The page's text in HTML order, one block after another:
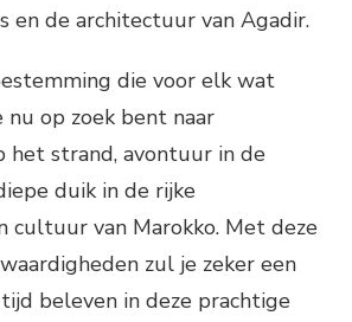
en de architectuur van Agadir.
die voor elk wat
op zoek bent naar
het strand, avontuur in de
duik in de rijke
cultuur van Marokko. Met deze
zul je zeker een
beleven in deze prachtige